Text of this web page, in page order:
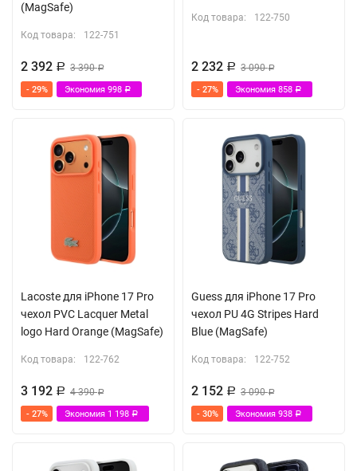
(MagSafe)
Код товара: 122-751
2 392 Р 3 390Р
- 29% Экономия 998 Р
Код товара: 122-750
2 232 Р 3 090Р
- 27% Экономия 858 Р
Lacoste для iPhone 17 Pro
чехол PVC Lacquer Metal
logo Hard Orange (MagSafe)
Код товара: 122-762
3 192 Р 4 390Р
- 27% Экономия 1 198 Р
Guess для iPhone 17 Pro
чехол PU 4G Stripes Hard
Blue (MagSafe)
Код товара: 122-752
2 152 Р 3 090Р
- 30% Экономия 938 Р